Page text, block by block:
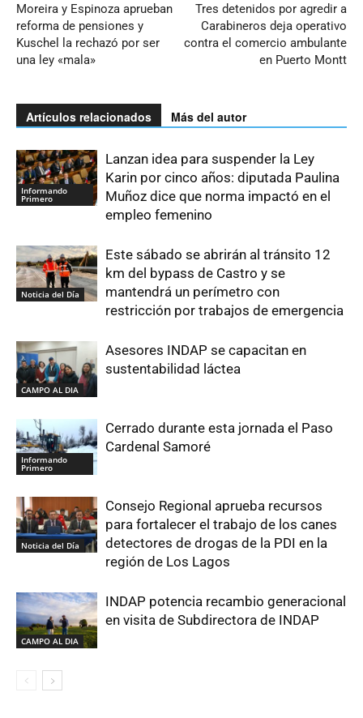
Moreira y Espinoza aprueban
reforma de pensiones y
Kuschel la rechazó por ser
una ley «mala»
Tres detenidos por agredir a
Carabineros deja operativo
contra el comercio ambulante
en Puerto Montt
Artículos relacionados Más del autor
Informando
Primero
Lanzan idea para suspender la Ley
Karin por cinco años: diputada Paulina
Muñoz dice que norma impactó en el
empleo femenino
Noticia del Día
Este sábado se abrirán al tránsito 12
km del bypass de Castro y se
mantendrá un perímetro con
restricción por trabajos de emergencia
CAMPO AL DIA
Asesores INDAP se capacitan en
sustentabilidad láctea
Informando
Primero
Cerrado durante esta jornada el Paso
Cardenal Samoré
Noticia del Día
Consejo Regional aprueba recursos
para fortalecer el trabajo de los canes
detectores de drogas de la PDI en la
región de Los Lagos
CAMPO AL DIA
INDAP potencia recambio generacional
en visita de Subdirectora de INDAP